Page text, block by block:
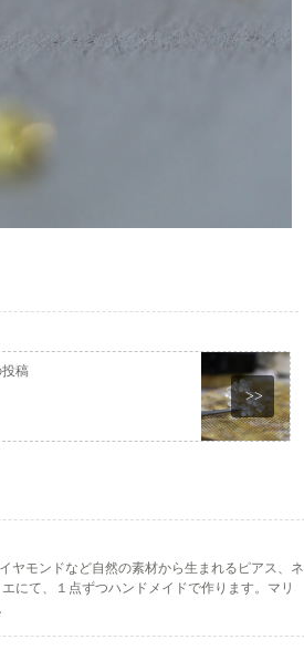
>>
稿
ヤモンドなど自然の素材から生まれるピアス、ネ
にて、１点ずつハンドメイドで作ります。マリ